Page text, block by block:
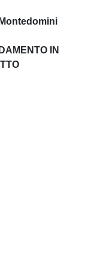
IN